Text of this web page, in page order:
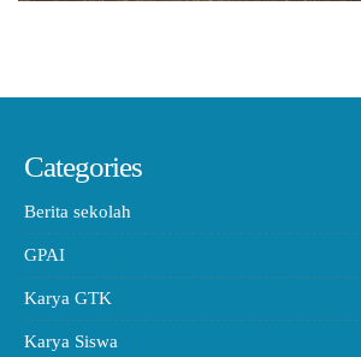
Categories
Berita sekolah
GPAI
Karya GTK
Karya Siswa